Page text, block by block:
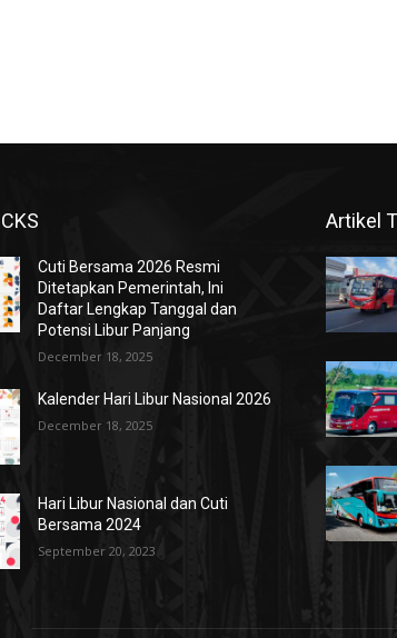
Cuti Bersama 2026 Resmi
Ditetapkan Pemerintah, Ini
Daftar Lengkap Tanggal dan
Potensi Libur Panjang
December 18, 2025
Kalender Hari Libur Nasional 2026
December 18, 2025
Hari Libur Nasional dan Cuti
Bersama 2024
September 20, 2023
Artikel